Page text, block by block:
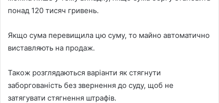
понад 120 тисяч гривень.
Якщо сума перевищила цю суму, то майно автоматично
виставляють на продаж.
Також розглядаються варіанти як стягнути
заборгованість без звернення до суду, щоб не
затягувати стягнення штрафів.